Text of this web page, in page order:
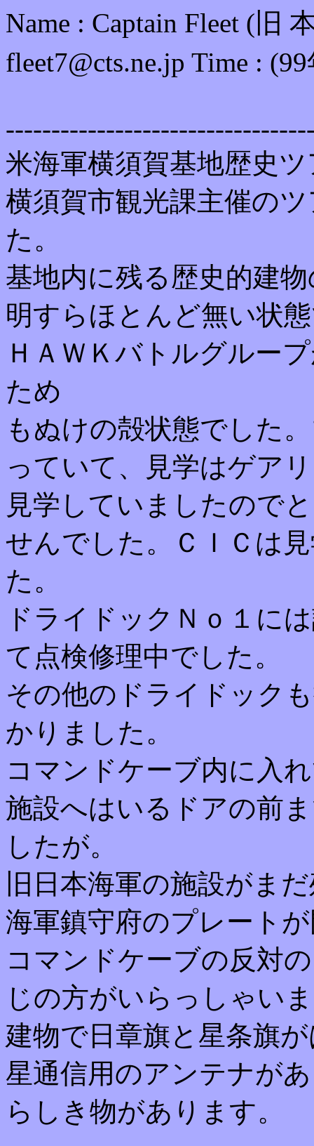
Name : Captain Fleet (旧
fleet7@cts.ne.jp Time :
米海軍横須賀基地歴史
横須賀市観光課主催の
た。
基地内に残る歴史的建
明すらほとんど無い状
ＨＡＷＫバトルグルー
ため
もぬけの殻状態でした
っていて、見学はゲア
見学していましたので
せんでした。ＣＩＣは
た。
ドライドックＮｏ１に
て点検修理中でした。
その他のドライドック
かりました。
コマンドケーブ内に入
施設へはいるドアの前
したが。
旧日本海軍の施設がま
海軍鎮守府のプレート
コマンドケーブの反対
じの方がいらっしゃい
建物で日章旗と星条旗
星通信用のアンテナが
らしき物があります。